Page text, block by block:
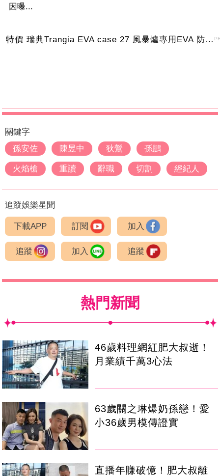
因曝...
特價 瑞典Trangia EVA case 27 風暴爐專用EVA 防護外盒(小)-黑
關鍵字
孫安佐
陳昱中 狄鶯 孫鵬
火焰槍 重讀 辭職 切割 經紀人
追蹤娛樂星聞
下載APP 訂閱 加入
追蹤 加入 追蹤
熱門新聞
46歲料理網紅肥大叔逝！
月業績千萬3心法
63歲關之琳爆奶孫戀！愛
小36歲男模傳證實
直播年賺破億！肥大叔離